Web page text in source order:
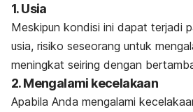
1. Usia
Meskipun kondisi ini dapat terjadi
usia, risiko seseorang untuk
meningkat seiring dengan
2. Mengalami kecelakaan
Apabila Anda mengalami